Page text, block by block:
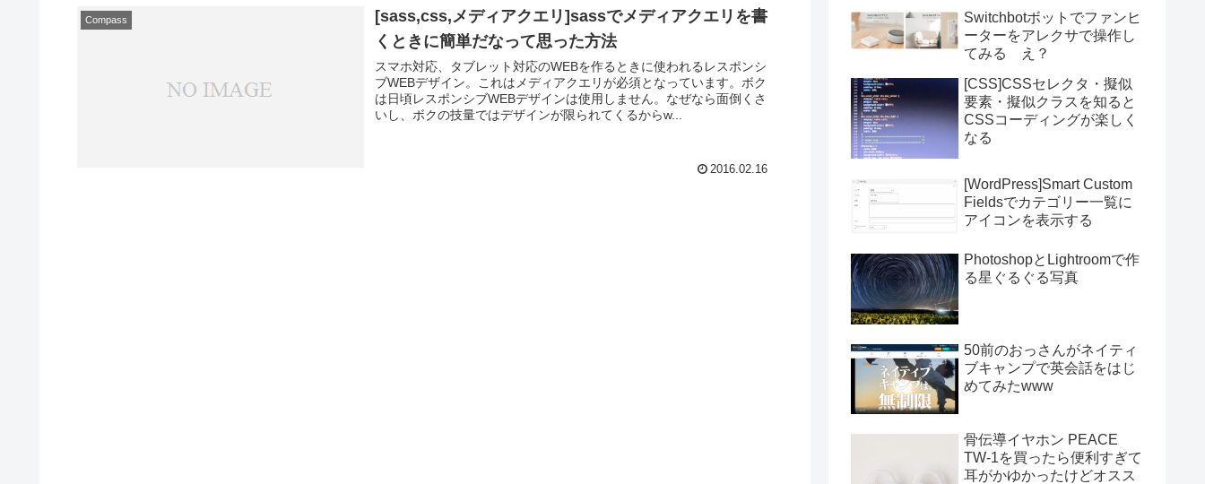
Compass
[sass,css,メディアクエリ]sassでメディアクエリを書
くときに簡単だなって思った方法
スマホ対応、タブレット対応のWEBを作るときに使われるレスポンシ
ブWEBデザイン。これはメディアクエリが必須となっています。ボク
は日頃レスポンシブWEBデザインは使用しません。なぜなら面倒くさ
いし、ボクの技量ではデザインが限られてくるからw...
2016.02.16
Switchbotボットでファンヒ
ーターをアレクサで操作し
てみる え？
[CSS]CSSセレクタ・擬似
要素・擬似クラスを知ると
CSSコーディングが楽しく
なる
[WordPress]Smart Custom
Fieldsでカテゴリー一覧に
アイコンを表示する
PhotoshopとLightroomで作
る星ぐるぐる写真
50前のおっさんがネイティ
ブキャンプで英会話をはじ
めてみたwww
骨伝導イヤホン PEACE
TW-1を買ったら便利すぎて
耳がかゆかったけどオスス